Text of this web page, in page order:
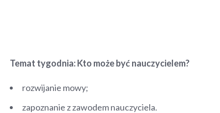
Temat tygodnia: Kto może być nauczycielem?
rozwijanie mowy;
zapoznanie z zawodem nauczyciela.